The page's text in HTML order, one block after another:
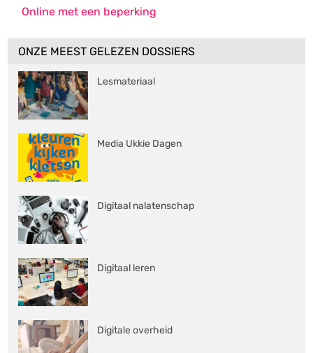
Online met een beperking
ONZE MEEST GELEZEN DOSSIERS
Lesmateriaal
Media Ukkie Dagen
Digitaal nalatenschap
Digitaal leren
Digitale overheid